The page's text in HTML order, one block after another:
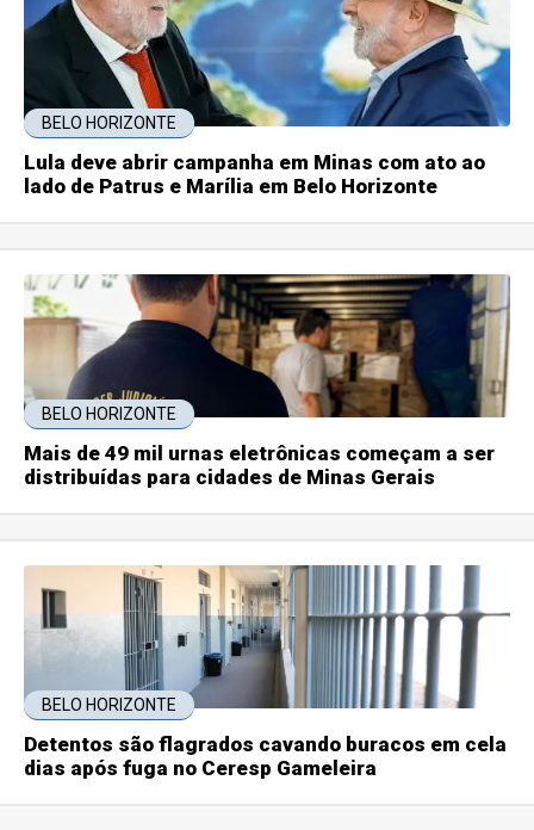
BELO HORIZONTE
Lula deve abrir campanha em Minas com ato ao
lado de Patrus e Marília em Belo Horizonte
BELO HORIZONTE
Mais de 49 mil urnas eletrônicas começam a ser
distribuídas para cidades de Minas Gerais
BELO HORIZONTE
Detentos são flagrados cavando buracos em cela
dias após fuga no Ceresp Gameleira